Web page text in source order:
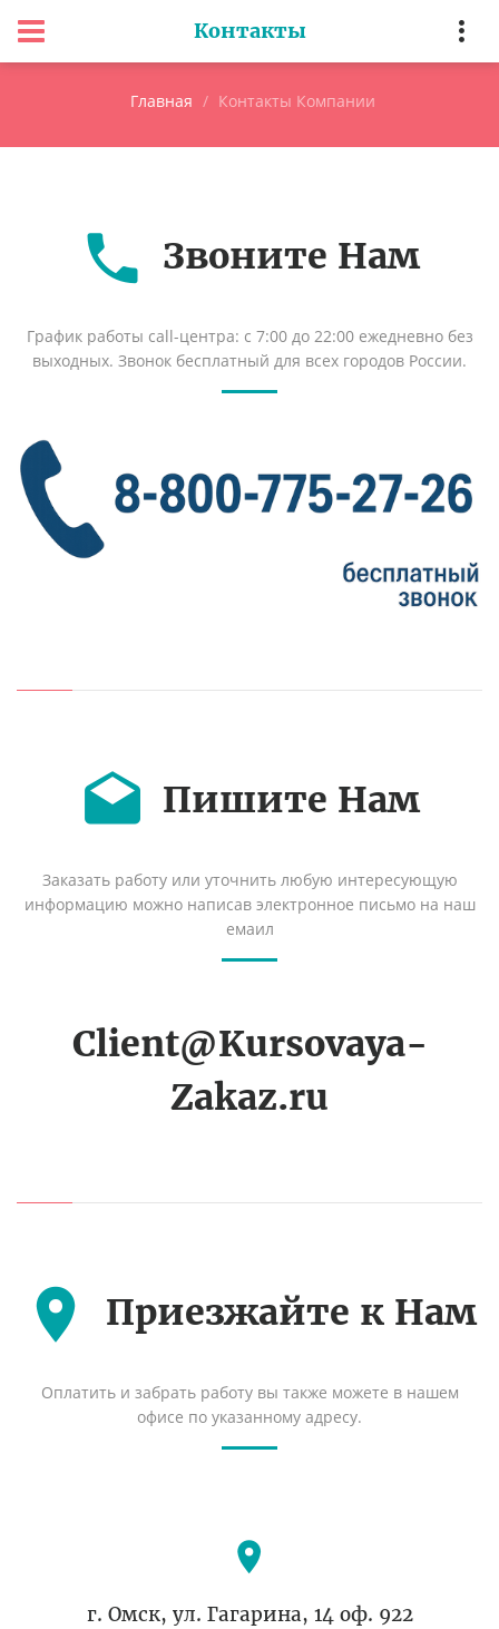
Контакты
Главная Контакты Компании
Звоните Нам
График работы call-центра: с 7:00 до 22:00 ежедневно без
выходных. Звонок бесплатный для всех городов России.
Пишите Нам
Заказать работу или уточнить любую интересующую
информацию можно написав электронное письмо на наш
емаил
Client@Kursovaya-
Zakaz.ru
Приезжайте к Нам
Оплатить и забрать работу вы также можете в нашем
офисе по указанному адресу.
г. Омск, ул. Гагарина, 14 оф. 922